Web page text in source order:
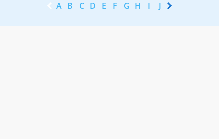
A B C D E F G H I J K